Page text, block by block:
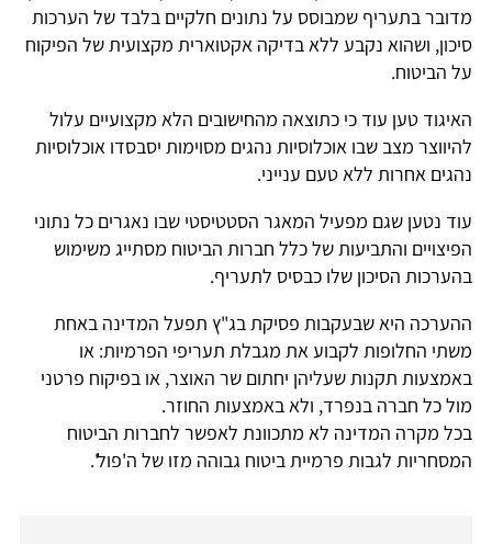
מדובר בתעריף שמבוסס על נתונים חלקיים בלבד של הערכות
סיכון, ושהוא נקבע ללא בדיקה אקטוארית מקצועית של הפיקוח
על הביטוח.
האיגוד טען עוד כי כתוצאה מהחישובים הלא מקצועיים עלול
להיווצר מצב שבו אוכלוסיות נהגים מסוימות יסבסדו אוכלוסיות
נהגים אחרות ללא טעם ענייני.
עוד נטען שגם מפעיל המאגר הסטטיסטי שבו נאגרים כל נתוני
הפיצויים והתביעות של כלל חברות הביטוח מסתייג משימוש
בהערכות הסיכון שלו כבסיס לתעריף.
ההערכה היא שבעקבות פסיקת בג"ץ תפעל המדינה באחת
משתי החלופות לקבוע את מגבלת תעריפי הפרמיות: או
באמצעות תקנות שעליהן יחתום שר האוצר, או בפיקוח פרטני
מול כל חברה בנפרד, ולא באמצעות החוזר.
בכל מקרה המדינה לא מתכוונת לאפשר לחברות הביטוח
המסחריות לגבות פרמיית ביטוח גבוהה מזו של ה'פול'.